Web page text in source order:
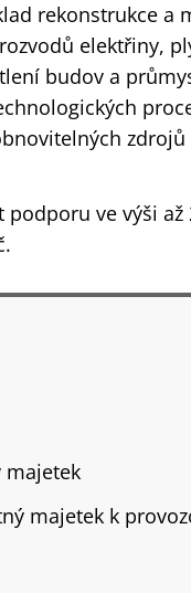
rekonstrukce a
elektřiny,
budov a
ve výši
majetek
majetek k